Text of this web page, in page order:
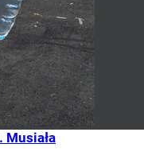
Musiała